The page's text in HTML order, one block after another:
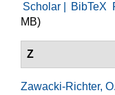
Scholar |
BibTeX
MB)
Z
Zawacki-Richter, O.